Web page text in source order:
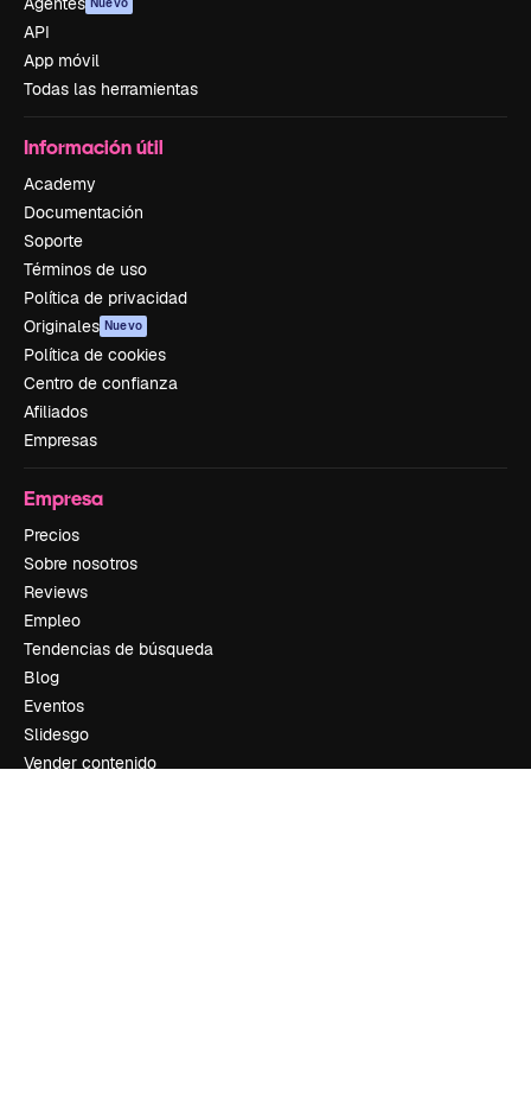
API
App móvil
Todas las herramientas
Información útil
Academy
Documentación
Soporte
Términos de uso
Política de privacidad
Originales Nuevo
Política de cookies
Centro de confianza
Afiliados
Empresas
Empresa
Precios
Sobre nosotros
Reviews
Empleo
Tendencias de búsqueda
Blog
Eventos
Slidesgo
Vender contenido